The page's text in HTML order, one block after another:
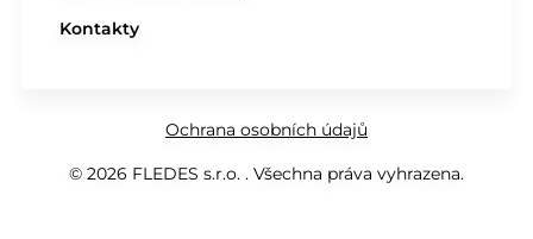
Kontakty
© 2026 FLEDES s.r.o. . Všechna práva vyhrazena.
Ochrana osobních údajů